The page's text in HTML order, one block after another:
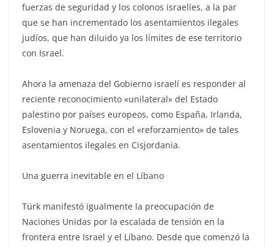
fuerzas de seguridad y los colonos israelíes, a la par
que se han incrementado los asentamientos ilegales
judíos, que han diluido ya los límites de ese territorio
con Israel.
Ahora la amenaza del Gobierno israelí es responder al
reciente reconocimiento «unilateral» del Estado
palestino por países europeos, como España, Irlanda,
Eslovenia y Noruega, con el «reforzamiento» de tales
asentamientos ilegales en Cisjordania.
Una guerra inevitable en el Líbano
Türk manifestó igualmente la preocupación de
Naciones Unidas por la escalada de tensión en la
frontera entre Israel y el Líbano. Desde que comenzó la